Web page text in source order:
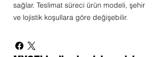
sağlar. Teslimat süreci ürün modeli, şehir
ve lojistik koşullara göre değişebilir.